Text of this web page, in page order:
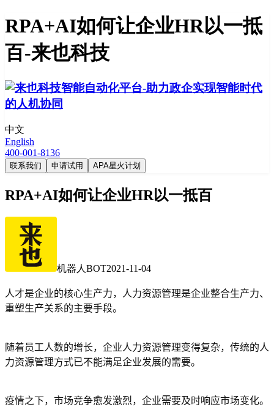
RPA+AI如何让企业HR以一抵
百-来也科技
中文
English
400-001-8136
联系我们 申请试用 APA星火计划
RPA+AI如何让企业HR以一抵百
机器人BOT2021-11-04
人才是企业的核心生产力，人力资源管理是企业整合生产力、
重塑生产关系的主要手段。
随着员工人数的增长，企业人力资源管理变得复杂，传统的人
力资源管理方式已不能满足企业发展的需要。
疫情之下，市场竞争愈发激烈，企业需要及时响应市场变化。